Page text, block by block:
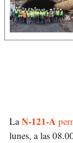
La N-121-A
lunes, a las